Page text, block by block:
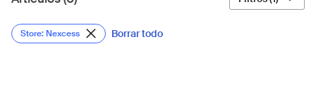
Store: Nexcess Borrar todo